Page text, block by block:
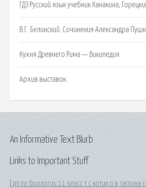
ГДЗ Русский язык учебник Канакина,
В.Г. Белинский. Сочинения Александра
Кухня Древнего Рима — Википедия.
Архив выставок.
Links to Important Stuff
Гдз по биологии 11 класс т с котик о в таглина
An Informative Text Blurb